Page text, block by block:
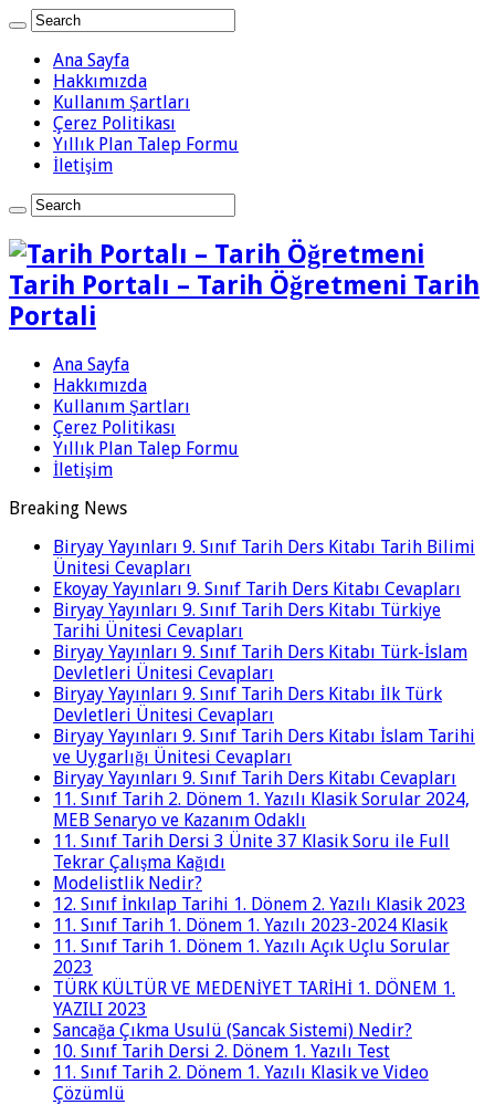
Ana Sayfa
Hakkımızda
Kullanım Şartları
Çerez Politikası
Yıllık Plan Talep Formu
İletişim
Tarih Portalı – Tarih Öğretmeni Tarih
Portali
Ana Sayfa
Hakkımızda
Kullanım Şartları
Çerez Politikası
Yıllık Plan Talep Formu
İletişim
Breaking News
Biryay Yayınları 9. Sınıf Tarih Ders Kitabı Tarih Bilimi
Ünitesi Cevapları
Ekoyay Yayınları 9. Sınıf Tarih Ders Kitabı Cevapları
Biryay Yayınları 9. Sınıf Tarih Ders Kitabı Türkiye
Tarihi Ünitesi Cevapları
Biryay Yayınları 9. Sınıf Tarih Ders Kitabı Türk-İslam
Devletleri Ünitesi Cevapları
Biryay Yayınları 9. Sınıf Tarih Ders Kitabı İlk Türk
Devletleri Ünitesi Cevapları
Biryay Yayınları 9. Sınıf Tarih Ders Kitabı İslam Tarihi
ve Uygarlığı Ünitesi Cevapları
Biryay Yayınları 9. Sınıf Tarih Ders Kitabı Cevapları
11. Sınıf Tarih 2. Dönem 1. Yazılı Klasik Sorular 2024,
MEB Senaryo ve Kazanım Odaklı
11. Sınıf Tarih Dersi 3 Ünite 37 Klasik Soru ile Full
Tekrar Çalışma Kağıdı
Modelistlik Nedir?
12. Sınıf İnkılap Tarihi 1. Dönem 2. Yazılı Klasik 2023
11. Sınıf Tarih 1. Dönem 1. Yazılı 2023-2024 Klasik
11. Sınıf Tarih 1. Dönem 1. Yazılı Açık Uçlu Sorular
2023
TÜRK KÜLTÜR VE MEDENİYET TARİHİ 1. DÖNEM 1.
YAZILI 2023
Sancağa Çıkma Usulü (Sancak Sistemi) Nedir?
10. Sınıf Tarih Dersi 2. Dönem 1. Yazılı Test
11. Sınıf Tarih 2. Dönem 1. Yazılı Klasik ve Video
Çözümlü